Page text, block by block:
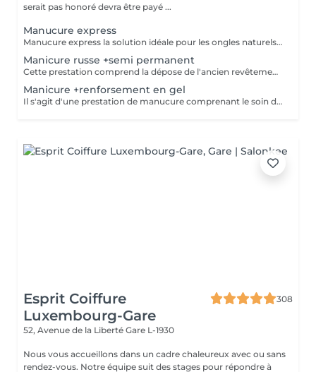
serait pas honoré devra être payé ...
Manucure express
Manucure express la solution idéale pour les ongles naturels courts. Cette prestation comprend la dépose du revêtement, une préparation rapide des ongles et des cuticules, un renforcement avec une base rubber transparente et une finition avec un top camouflage. Sans modification de la forme naturelle de l'ongle : nous conservons votre forme habituelle, ovale ou carrée.
Manicure russe +semi permanent
Cette prestation comprend la dépose de l'ancien revêtement, le soin des cuticules, le travail des contours de l'ongle, la préparation de la plaque ongulaire et l'application d'un nouveau vernis semi-permanent. Afin de conserver un résultat soigné et durable, un remplissage est recommandé toutes les 2,5 à 3 semaines.
Manicure +renforsement en gel
Il s'agit d'une prestation de manucure comprenant le soin des cuticules, le polissage des replis latéraux, ainsi que le renforcement de vos ongles naturels sans extension. Les ongles deviennent plus forts, soignés et gardent leur longueur naturelle. Il est recommandé de répéter la procédure toutes les 3 semaines pour maintenir un résultat optimal.
Esprit Coiffure
Luxembourg-Gare
308
52, Avenue de la Liberté Gare L-1930
Nous vous accueillons dans un cadre chaleureux avec ou sans
rendez-vous. Notre équipe suit des stages pour répondre à